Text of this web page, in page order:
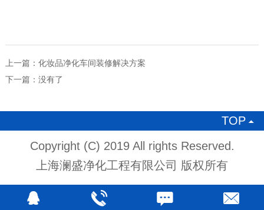
上一篇： 化妆品净化车间装修解决方案
下一篇：没有了
TOP
Copyright (C) 2019 All rights Reserved.
上海澜盛净化工程有限公司 版权所有